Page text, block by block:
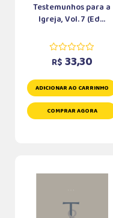
Testemunhos para a
Igreja, Vol. 7 (Ed...
R$ 33,30
ADICIONAR AO CARRINHO
COMPRAR AGORA